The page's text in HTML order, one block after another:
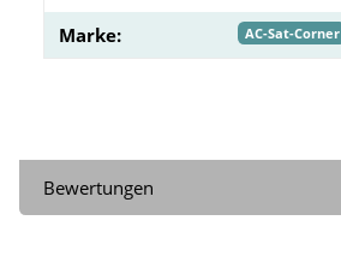
Marke: AC-Sat-Corner
Bewertungen